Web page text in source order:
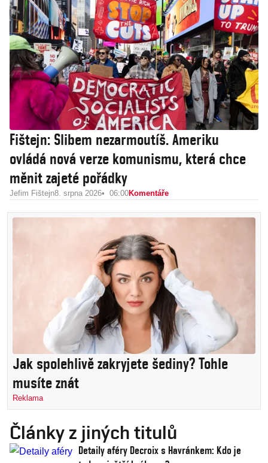
Fištejn: Slibem nezarmoutíš. Ameriku
ovládá nová verze komunismu, která chce
měnit zajeté pořádky
Jefim Fištejn8. srpna 2026 06:00Komentáře
Jak spolehlivě zakryjete šediny? Tohle
musíte znát
Reklama
Články z jiných titulů
Detaily aféry Decroix s Havránkem: Kdo je